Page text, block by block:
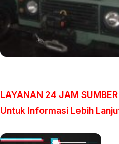
LAYANAN 24 JAM
Untuk Informasi Lebih